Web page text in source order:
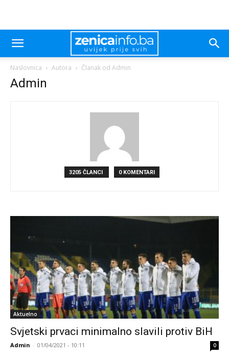
Naslovnica Autora Članak od Admin
Admin
3205 ČLANCI 0 KOMENTARI
Aktuelno
Svjetski prvaci minimalno slavili protiv BiH
Admin - 01/04/2021 - 10:11 0